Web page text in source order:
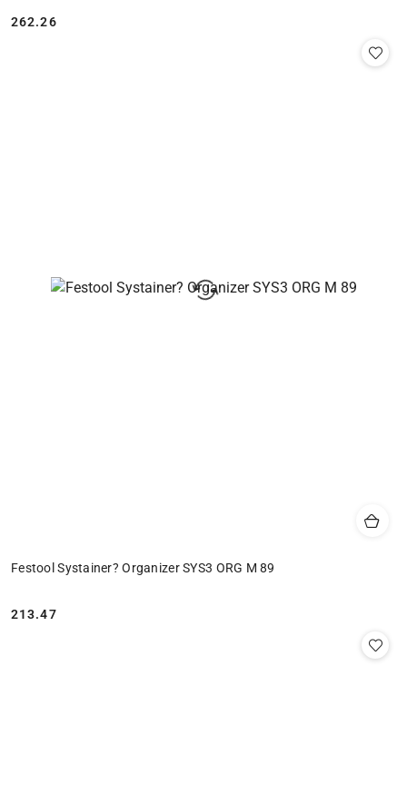
Cena:
262.26
Festool Systainer? Organizer SYS3 ORG M 89
Cena:
213.47